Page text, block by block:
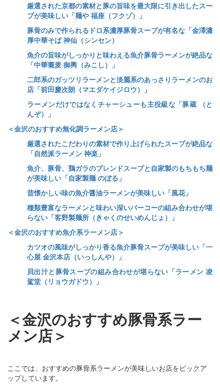
厳選された京都の素材と豚の旨味を最大限に引き出したスー
プが美味しい「麺や 福座（フクゾ）」
豚骨のみで作られるドロ系濃厚豚骨スープが有名な「金澤濃
厚中華そば 神仙（シンセン）
魚介の旨味がしっかりと味わえる魚介豚骨ラーメンが絶品な
「中華蕎麦 御輿（みこし）」
二郎系のガッツリラーメンと淡麗系のあっさりラーメンのお
店「前田慶次朗（マエダケイジロウ）」
ラーメンだけではなくチャーシューも主役級な「豚蔵 （と
んぞ）」
＜金沢のおすすめ無化調ラーメン店＞
厳選されたこだわりの素材で作り上げられたスープが絶品な
「自然派ラーメン 神楽」
魚介、豚骨、鶏ガラのブレンドスープと自家製のもちもち麺
が美味しい「自家製麺 のぼる」
昔懐かしい味の魚介醤油ラーメンが美味しい「風花」
種類豊富なラーメンと味わい深いパーコーの組み合わせが堪
らない「客野製麺所（きゃくのせいめんじょ）」
＜金沢のおすすめ魚介系ラーメン店＞
カツオの風味がしっかり香る魚介豚骨スープが美味しい「一
心屋 金沢本店（いっしんや）」
貝出汁と豚骨スープの組み合わせが堪らない「ラーメン 凌
駕堂（リョウガドウ）」
＜金沢のおすすめ豚骨系ラー
メン店＞
ここでは、おすすめの豚骨系ラーメンが美味しいお店をピックア
ップしています。